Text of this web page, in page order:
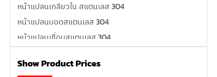
หน้าแปลนเกลียวใน สแตนเลส 304
หน้าแปลนบอดสแตนเลส 304
หน้าแปลนเชื่อมสแตนเลส 304
หน้าแปลนเหล็กคอสูง
Show Product Prices